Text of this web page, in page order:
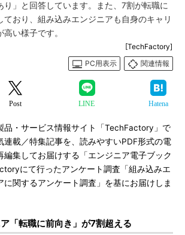
り」と回答しています。また、7割が転職に
ており、組み込みエンジニアも自身のキャリ
い様子です。
[TechFactory]
PC用表示
関連情報
Post LINE Hatena
・サービス情報サイト「TechFactory」で
連載／特集記事を、読みやすいPDF形式の電
編集してお届けする「エンジニア電子ブック
にて行ったアンケート調査「組み込みエ
に関するアンケート調査」を基にお届けしま
「転職に前向き」が7割超える